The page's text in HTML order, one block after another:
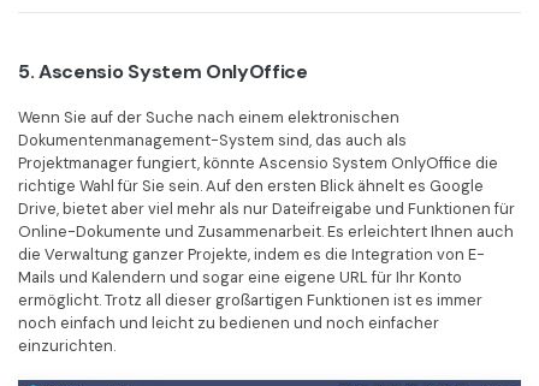
5. Ascensio System OnlyOffice
Wenn Sie auf der Suche nach einem elektronischen
Dokumentenmanagement-System sind, das auch als
Projektmanager fungiert, könnte Ascensio System OnlyOffice die
richtige Wahl für Sie sein. Auf den ersten Blick ähnelt es Google
Drive, bietet aber viel mehr als nur Dateifreigabe und Funktionen für
Online-Dokumente und Zusammenarbeit. Es erleichtert Ihnen auch
die Verwaltung ganzer Projekte, indem es die Integration von E-
Mails und Kalendern und sogar eine eigene URL für Ihr Konto
ermöglicht. Trotz all dieser großartigen Funktionen ist es immer
noch einfach und leicht zu bedienen und noch einfacher
einzurichten.